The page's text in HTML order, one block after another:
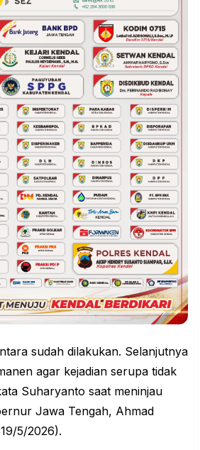
sudah dilakukan. Selanjutnya
agar kejadian serupa tidak
Suharyanto saat meninjau
Jawa Tengah, Ahmad
5/2026).